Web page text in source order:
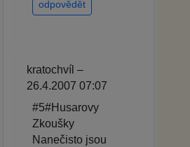
odpovědět
kratochvíl –
26.4.2007 07:07
#5#Husarovy
Zkoušky
Nanečisto jsou